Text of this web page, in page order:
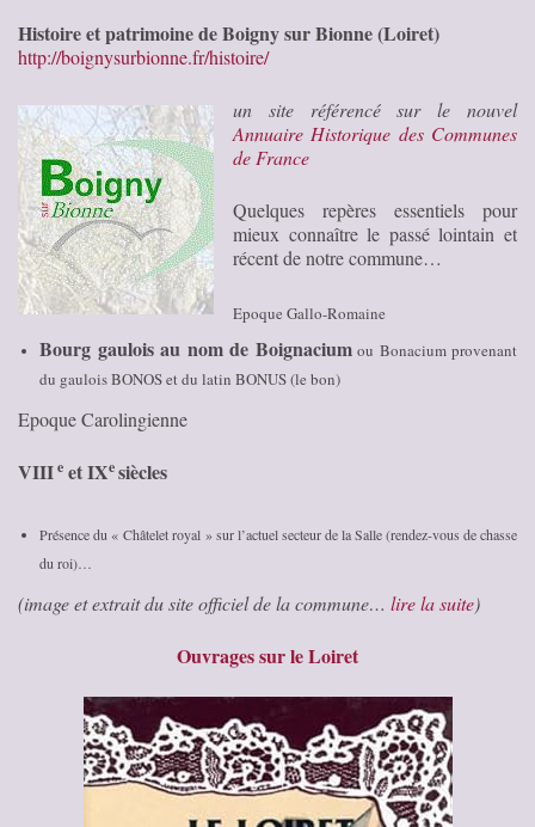
Histoire et patrimoine de Boigny sur Bionne (Loiret)
http://boignysurbionne.fr/histoire/
un site référencé sur le nouvel
Annuaire Historique des Communes
de France
Quelques repères essentiels pour
mieux connaître le passé lointain et
récent de notre commune…
Epoque Gallo-Romaine
Bourg gaulois au nom de Boignaciumou Bonacium provenant
du gaulois BONOS et du latin BONUS (le bon)
Epoque Carolingienne
VIIIe et IXesiècles
Présence du « Châtelet royal » sur l’actuel secteur de la Salle (rendez-vous de chasse
du roi)…
(image et extrait du site officiel de la commune… lire la suite)
Ouvrages sur le Loiret